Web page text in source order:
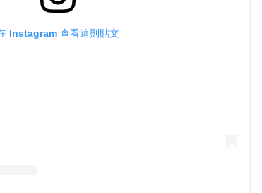
Instagram 查看這則貼文